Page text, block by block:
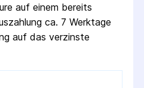
auf einem bereits
ca. 7 Werktage
auf das verzinste